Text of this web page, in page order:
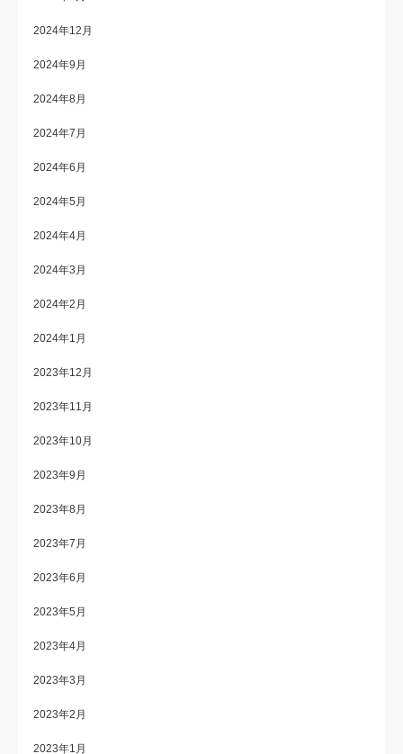
2024年12月
2024年9月
2024年8月
2024年7月
2024年6月
2024年5月
2024年4月
2024年3月
2024年2月
2024年1月
2023年12月
2023年11月
2023年10月
2023年9月
2023年8月
2023年7月
2023年6月
2023年5月
2023年4月
2023年3月
2023年2月
2023年1月